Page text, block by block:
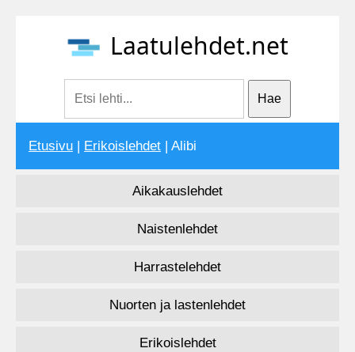
Laatulehdet.net
Etusivu Erikoislehdet | Alibi
Aikakauslehdet
Naistenlehdet
Harrastelehdet
Nuorten ja lastenlehdet
Erikoislehdet